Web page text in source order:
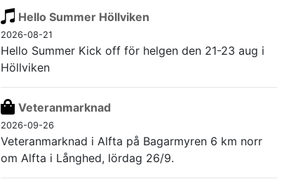
Hello Summer Höllviken
2026-08-21
Hello Summer Kick off för helgen den 21-23 aug i
Höllviken
Veteranmarknad
2026-09-26
Veteranmarknad i Alfta på Bagarmyren 6 km norr
om Alfta i Långhed, lördag 26/9.